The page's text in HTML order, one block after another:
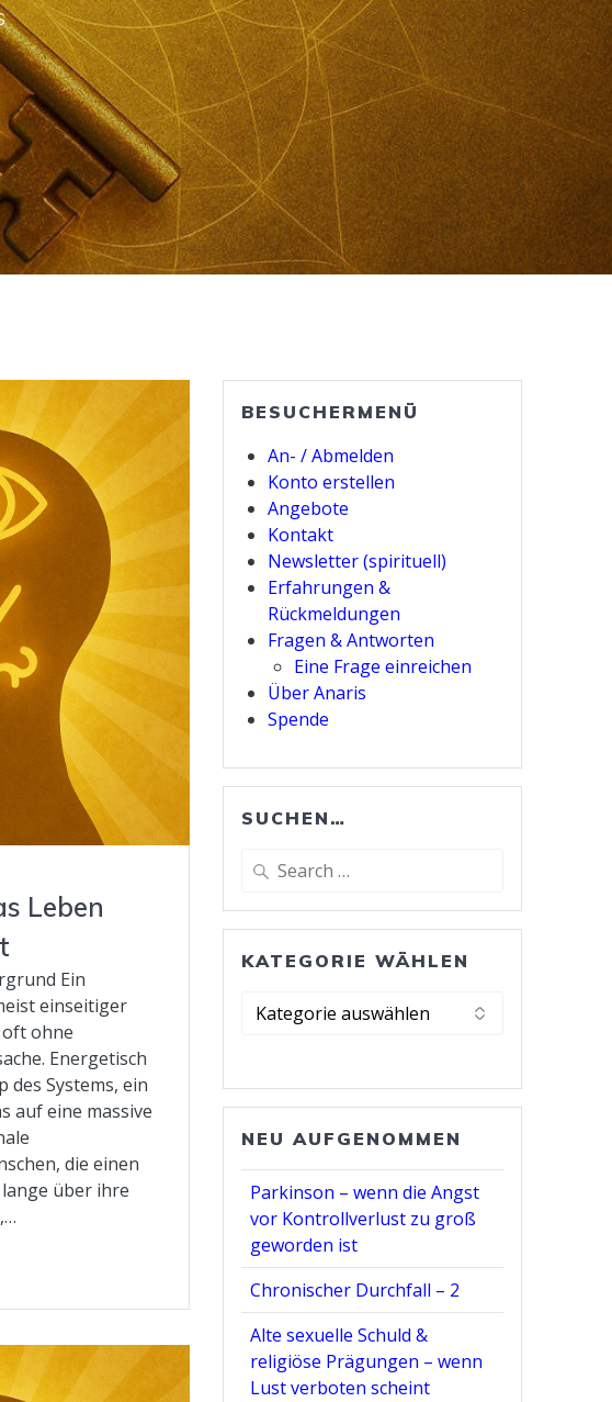
Leben
Ein
einseitiger
ohne
Energetisch
Systems, ein
auf eine massive
die einen
über ihre
BESUCHERMENÜ
An- / Abmelden
Konto erstellen
Angebote
Kontakt
Newsletter (spirituell)
Erfahrungen &
Rückmeldungen
Fragen & Antworten
Eine Frage einreichen
Über Anaris
Spende
SUCHEN…
Search
KATEGORIE WÄHLEN
Kategorie
NEU AUFGENOMMEN
Parkinson – wenn die Angst
vor Kontrollverlust zu groß
geworden ist
Chronischer Durchfall – 2
Alte sexuelle Schuld &
religiöse Prägungen – wenn
Lust verboten scheint